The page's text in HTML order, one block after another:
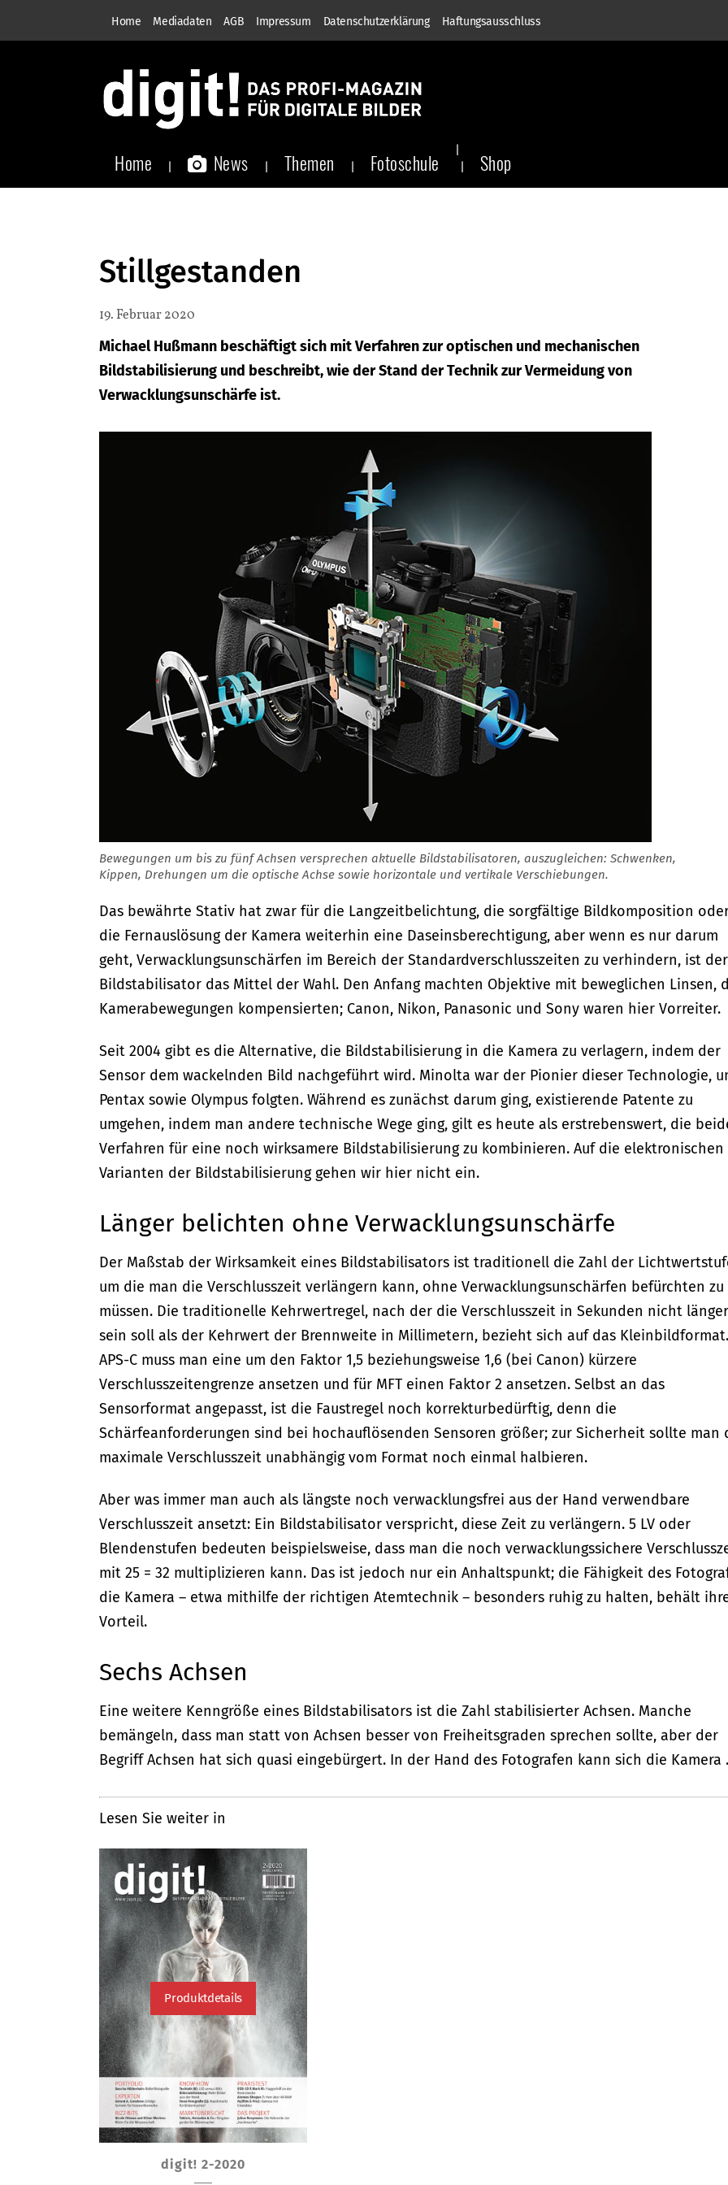
Home Mediadaten AGB Impressum Datenschutzerklärung Haftungsausschluss
Home News Themen Fotoschule Shop
Stillgestanden
19. Februar 2020
Michael Hußmann beschäftigt sich mit Verfahren zur optischen und mechanischen
Bildstabilisierung und beschreibt, wie der Stand der Technik zur Vermeidung von
Verwacklungsunschärfe ist.
Bewegungen um bis zu fünf Achsen versprechen aktuelle Bildstabilisatoren, auszugleichen: Schwenken,
Kippen, Drehungen um die optische Achse sowie horizontale und vertikale Verschiebungen.
Das bewährte Stativ hat zwar für die Langzeitbelichtung, die sorgfältige Bildkomposition
die Fernauslösung der Kamera weiterhin eine Daseinsberechtigung, aber wenn es nur darum
geht, Verwacklungsunschärfen im Bereich der Standardverschlusszeiten zu verhindern, ist der
Bildstabilisator das Mittel der Wahl. Den Anfang machten Objektive mit beweglichen Linsen,
Kamerabewegungen kompensierten; Canon, Nikon, Panasonic und Sony waren hier Vorreiter.
Seit 2004 gibt es die Alternative, die Bildstabilisierung in die Kamera zu verlagern, indem der
Sensor dem wackelnden Bild nachgeführt wird. Minolta war der Pionier dieser Technologie,
Pentax sowie Olympus folgten. Während es zunächst darum ging, existierende Patente zu
umgehen, indem man andere technische Wege ging, gilt es heute als erstrebenswert, die
Verfahren für eine noch wirksamere Bildstabilisierung zu kombinieren. Auf die elektronischen
Varianten der Bildstabilisierung gehen wir hier nicht ein.
Länger belichten ohne Verwacklungsunschärfe
Der Maßstab der Wirksamkeit eines Bildstabilisators ist traditionell die Zahl der
um die man die Verschlusszeit verlängern kann, ohne Verwacklungsunschärfen befürchten zu
müssen. Die traditionelle Kehrwertregel, nach der die Verschlusszeit in Sekunden nicht länger
sein soll als der Kehrwert der Brennweite in Millimetern, bezieht sich auf das
APS-C muss man eine um den Faktor 1,5 beziehungsweise 1,6 (bei Canon) kürzere
Verschlusszeitengrenze ansetzen und für MFT einen Faktor 2 ansetzen. Selbst an das
Sensorformat angepasst, ist die Faustregel noch korrekturbedürftig, denn die
Schärfeanforderungen sind bei hochauflösenden Sensoren größer; zur Sicherheit sollte man
maximale Verschlusszeit unabhängig vom Format noch einmal halbieren.
Aber was immer man auch als längste noch verwacklungsfrei aus der Hand verwendbare
Verschlusszeit ansetzt: Ein Bildstabilisator verspricht, diese Zeit zu verlängern. 5 LV oder
Blendenstufen bedeuten beispielsweise, dass man die noch verwacklungssichere
mit 25 = 32 multiplizieren kann. Das ist jedoch nur ein Anhaltspunkt; die Fähigkeit des
die Kamera – etwa mithilfe der richtigen Atemtechnik – besonders ruhig zu halten, behält
Vorteil.
Sechs Achsen
Eine weitere Kenngröße eines Bildstabilisators ist die Zahl stabilisierter Achsen. Manche
bemängeln, dass man statt von Achsen besser von Freiheitsgraden sprechen sollte, aber der
Begriff Achsen hat sich quasi eingebürgert. In der Hand des Fotografen kann sich die Kamera
Lesen Sie weiter in
Produktdetails
digit! 2-2020